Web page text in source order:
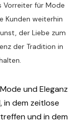
Vorreiter für Mode
Kunden weiterhin
der Liebe zum
der Tradition in
und Eleganz
in dem zeitlose
und in dem